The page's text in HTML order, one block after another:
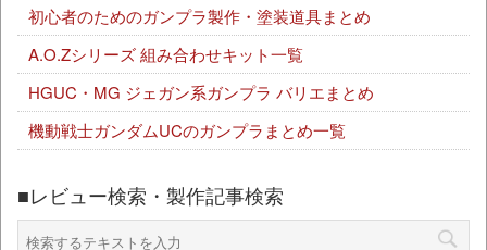
初心者のためのガンプラ製作・塗装道具まとめ
A.O.Zシリーズ 組み合わせキット一覧
HGUC・MG ジェガン系ガンプラ バリエまとめ
機動戦士ガンダムUCのガンプラまとめ一覧
■レビュー検索・製作記事検索